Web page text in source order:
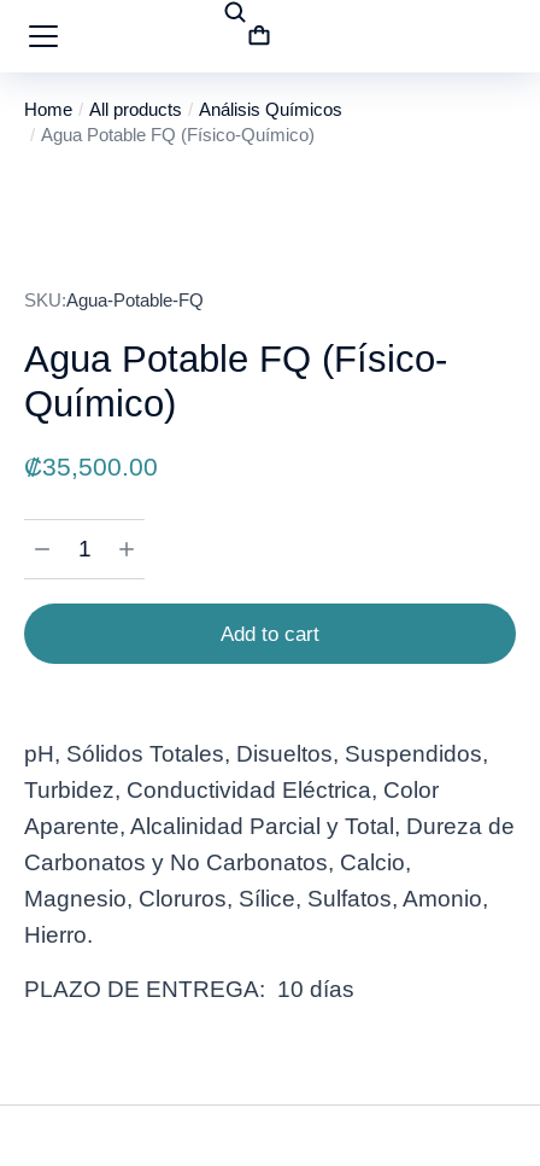
You are here:
Home All products
Análisis Químicos
Agua Potable FQ (Físico-Químico)
SKU:Agua-Potable-FQ
Agua Potable FQ (Físico-
Químico)
₡35,500.00
Add to cart
pH, Sólidos Totales, Disueltos, Suspendidos,
Turbidez, Conductividad Eléctrica, Color
Aparente, Alcalinidad Parcial y Total, Dureza de
Carbonatos y No Carbonatos, Calcio,
Magnesio, Cloruros, Sílice, Sulfatos, Amonio,
Hierro.
PLAZO DE ENTREGA: 10 días